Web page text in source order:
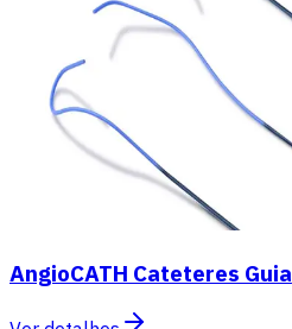
AngioCATH Cateteres Guia